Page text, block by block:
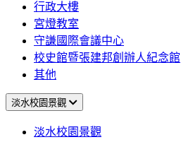
行政大樓
宮燈教室
守謙國際會議中心
校史館暨張建邦創辦人紀念館
其他
淡水校園景觀
淡水校園景觀